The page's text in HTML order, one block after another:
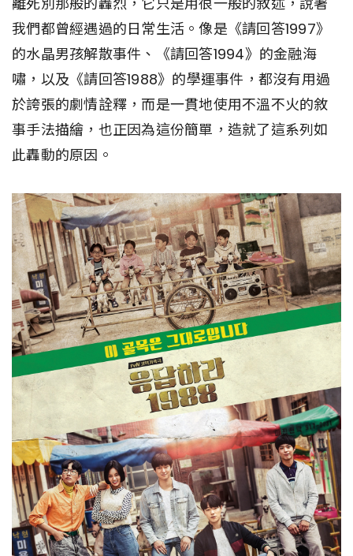
我們都曾經遇過的日常生活。像是《請回答1997》
的水晶男孩解散事件、《請回答1994》的金融海
嘯，以及《請回答1988》的學運事件，都沒有用過
於誇張的劇情詮釋，而是一貫地使用不溫不火的敘
事手法描繪，也正因為這份簡單，造就了這系列如
此轟動的原因。